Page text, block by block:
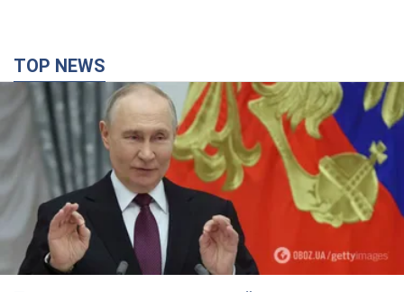
TOP NEWS